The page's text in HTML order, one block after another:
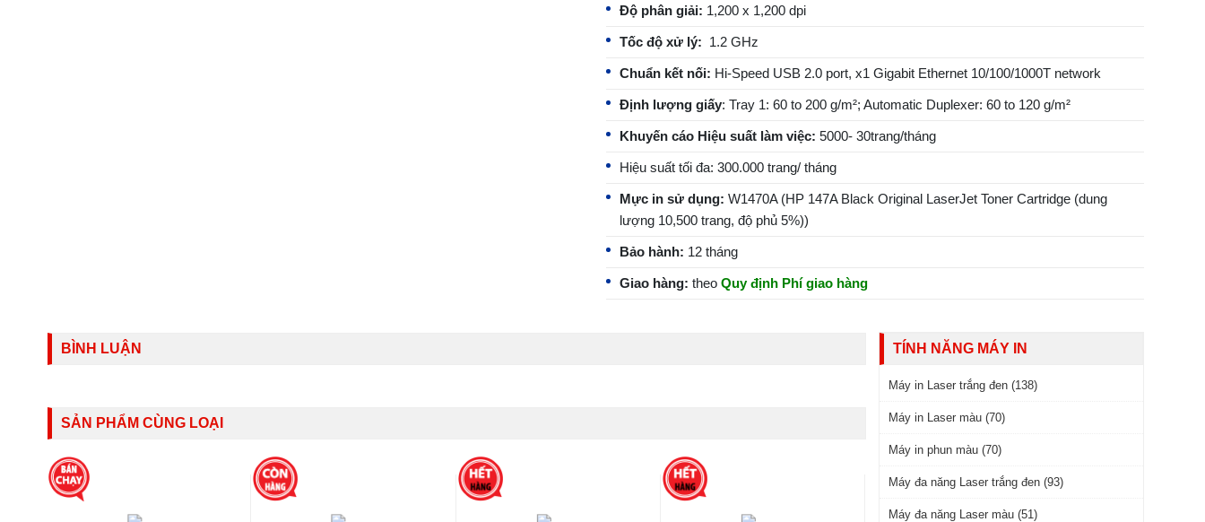
Độ phân giải: 1,200 x 1,200 dpi
Tốc độ xử lý: 1.2 GHz
Chuẩn kết nối: Hi-Speed USB 2.0 port, x1 Gigabit Ethernet 10/100/1000T network
Định lượng giấy: Tray 1: 60 to 200 g/m²; Automatic Duplexer: 60 to 120 g/m²
Khuyến cáo Hiệu suất làm việc: 5000- 30trang/tháng
Hiệu suất tối đa: 300.000 trang/ tháng
Mực in sử dụng: W1470A (HP 147A Black Original LaserJet Toner Cartridge (dung
lượng 10,500 trang, độ phủ 5%))
Bảo hành: 12 tháng
Giao hàng: theo Quy định Phí giao hàng
BÌNH LUẬN
SẢN PHẨM CÙNG LOẠI
TÍNH NĂNG MÁY IN
Máy in Laser trắng đen (138)
Máy in Laser màu (70)
Máy in phun màu (70)
Máy đa năng Laser trắng đen (93)
Máy đa năng Laser màu (51)